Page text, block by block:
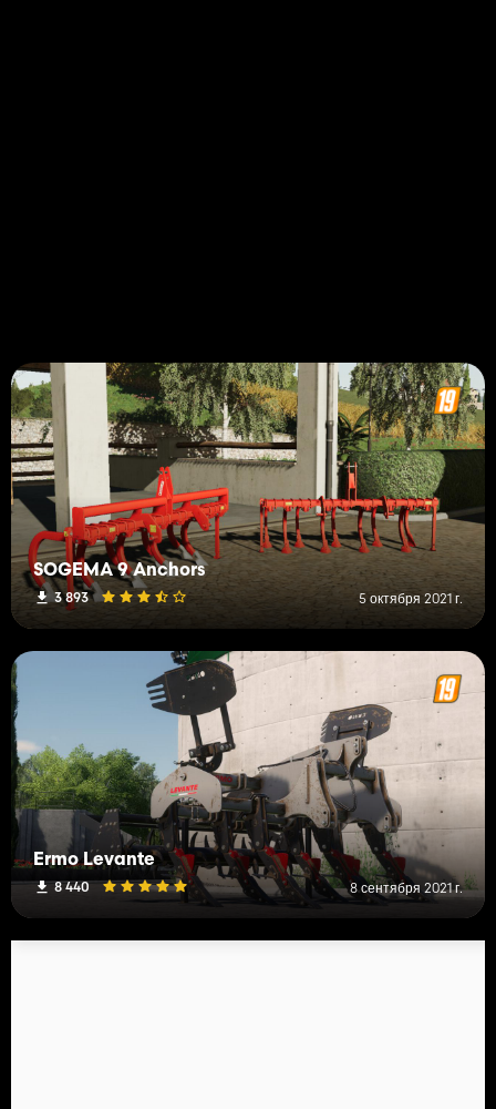
SOGEMA 9 Anchors
3 893 5 октября 2021 г.
Ermo Levante
8 440 8 сентября 2021 г.